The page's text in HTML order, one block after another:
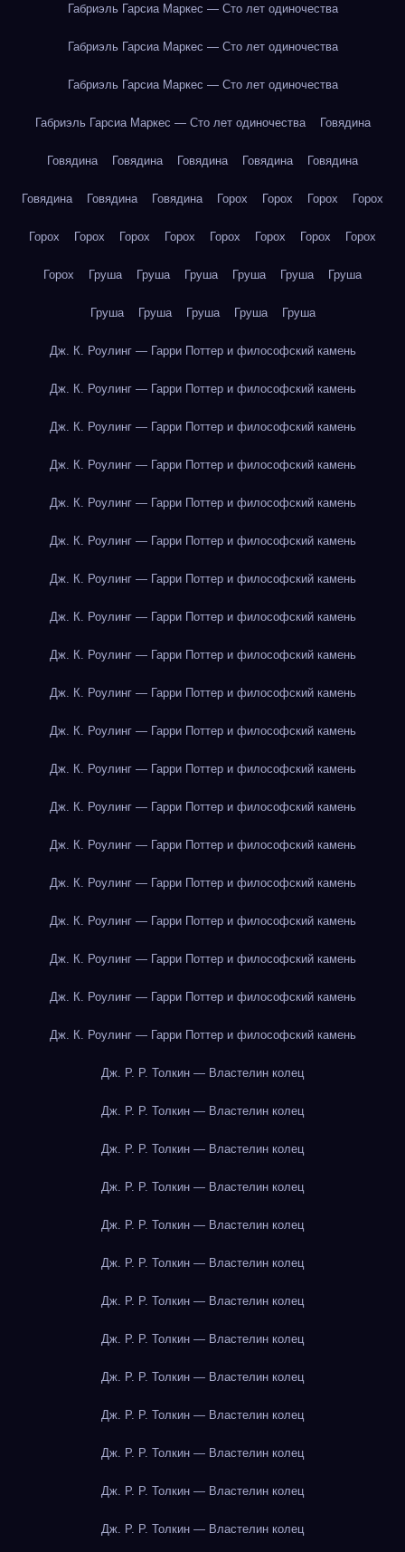
Габриэль Гарсиа Маркес — Сто лет одиночества
Габриэль Гарсиа Маркес — Сто лет одиночества
Габриэль Гарсиа Маркес — Сто лет одиночества
Габриэль Гарсиа Маркес — Сто лет одиночества Говядина
Говядина Говядина Говядина Говядина Говядина
Говядина Говядина Говядина Горох Горох Горох Горох
Горох Горох Горох Горох Горох Горох Горох Горох
Горох Груша Груша Груша Груша Груша Груша
Груша Груша Груша Груша Груша
Дж. К. Роулинг — Гарри Поттер и философский камень
Дж. К. Роулинг — Гарри Поттер и философский камень
Дж. К. Роулинг — Гарри Поттер и философский камень
Дж. К. Роулинг — Гарри Поттер и философский камень
Дж. К. Роулинг — Гарри Поттер и философский камень
Дж. К. Роулинг — Гарри Поттер и философский камень
Дж. К. Роулинг — Гарри Поттер и философский камень
Дж. К. Роулинг — Гарри Поттер и философский камень
Дж. К. Роулинг — Гарри Поттер и философский камень
Дж. К. Роулинг — Гарри Поттер и философский камень
Дж. К. Роулинг — Гарри Поттер и философский камень
Дж. К. Роулинг — Гарри Поттер и философский камень
Дж. К. Роулинг — Гарри Поттер и философский камень
Дж. К. Роулинг — Гарри Поттер и философский камень
Дж. К. Роулинг — Гарри Поттер и философский камень
Дж. К. Роулинг — Гарри Поттер и философский камень
Дж. К. Роулинг — Гарри Поттер и философский камень
Дж. К. Роулинг — Гарри Поттер и философский камень
Дж. К. Роулинг — Гарри Поттер и философский камень
Дж. Р. Р. Толкин — Властелин колец
Дж. Р. Р. Толкин — Властелин колец
Дж. Р. Р. Толкин — Властелин колец
Дж. Р. Р. Толкин — Властелин колец
Дж. Р. Р. Толкин — Властелин колец
Дж. Р. Р. Толкин — Властелин колец
Дж. Р. Р. Толкин — Властелин колец
Дж. Р. Р. Толкин — Властелин колец
Дж. Р. Р. Толкин — Властелин колец
Дж. Р. Р. Толкин — Властелин колец
Дж. Р. Р. Толкин — Властелин колец
Дж. Р. Р. Толкин — Властелин колец
Дж. Р. Р. Толкин — Властелин колец